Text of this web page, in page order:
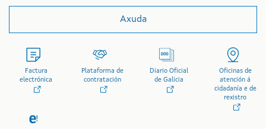
Axuda
Factura
electrónica
Plataforma de
contratación
Diario Oficial
de Galicia
Oficinas de
atención á
cidadanía e de
rexistro